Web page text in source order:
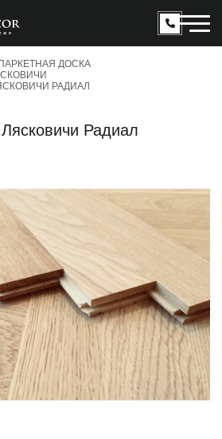
ПАРКЕТНАЯ ДОСКА
РАДИАЛ
Радиал